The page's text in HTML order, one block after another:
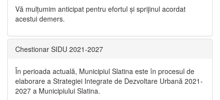
Vă mulţumim anticipat pentru efortul şi sprijinul acordat
acestui demers.
Chestionar SIDU 2021-2027
În perioada actuală, Municipiul Slatina este în procesul de
elaborare a Strategiei Integrate de Dezvoltare Urbană 2021‐
2027 a Municipiului Slatina.